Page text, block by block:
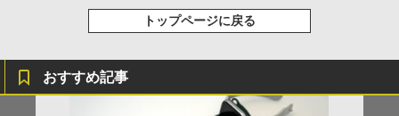
トップページに戻る
おすすめ記事